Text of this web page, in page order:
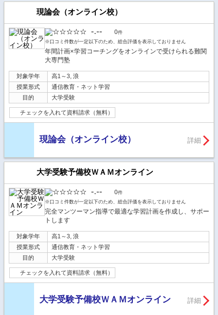
現論会（オンライン校）
-.-- 0件
※口コミ件数が一定以下のため、総合評価を表示しておりません
年間計画×学習コーチングをオンラインで受けられる難関
大専門塾
対象学年
高1～3, 浪
授業形式
通信教育・ネット学習
目的
大学受験
チェックを入れて資料請求（無料）
現論会（オンライン校） 詳細
大学受験予備校ＷＡＭオンライン
-.-- 0件
※口コミ件数が一定以下のため、総合評価を表示しておりません
完全マンツーマン指導で最適な学習計画を作成し、サポー
トします
対象学年
高1～3, 浪
授業形式
通信教育・ネット学習
目的
大学受験
チェックを入れて資料請求（無料）
大学受験予備校ＷＡＭオンライン 詳細